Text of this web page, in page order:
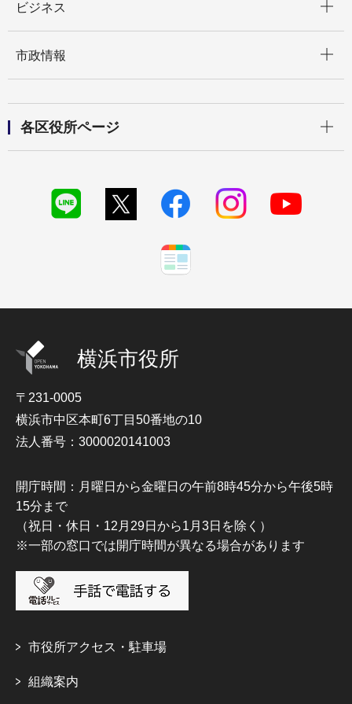
ビジネス
市政情報
各区役所ページ
横浜市役所
〒231-0005
横浜市中区本町6丁目50番地の10
法人番号：3000020141003
開庁時間：月曜日から金曜日の午前8時45分から午後5時
15分まで
（祝日・休日・12月29日から1月3日を除く）
※一部の窓口では開庁時間が異なる場合があります
市役所アクセス・駐車場
組織案内